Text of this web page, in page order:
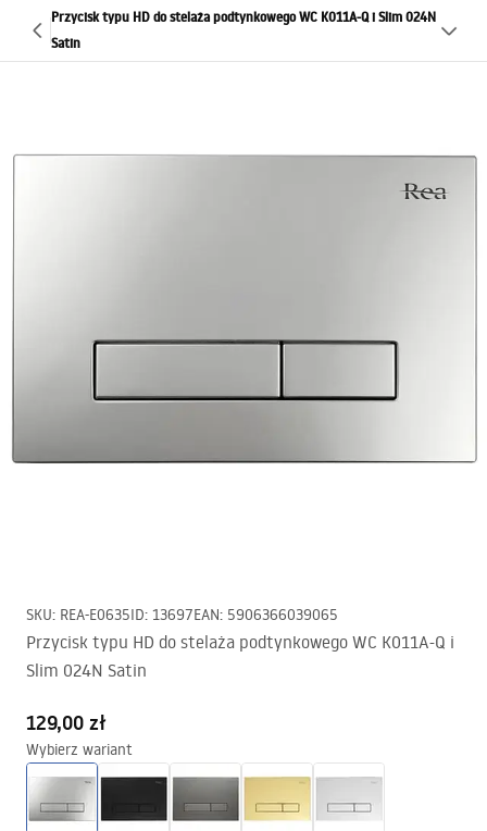
Przycisk typu HD do stelaża podtynkowego WC K011A-Q i Slim 024N
Satin
SKU: REA-E0635ID: 13697EAN: 5906366039065
Przycisk typu HD do stelaża podtynkowego WC K011A-Q i
Slim 024N Satin
129,00 zł
Wybierz wariant